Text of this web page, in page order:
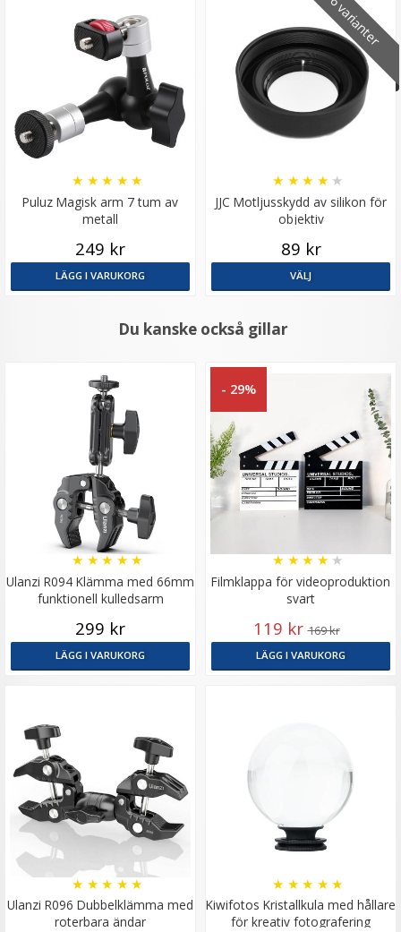
Puluz Magisk arm 7 tum av
metall
★ ★ ★ ★ ★
249 kr
LÄGG I VARUKORG
6 varianter
JJC Motljusskydd av silikon för
objektiv
★ ★ ★ ★ ★
89 kr
VÄLJ
Du kanske också gillar
Ulanzi R094 Klämma med 66mm
funktionell kulledsarm
★ ★ ★★★
299 kr
LÄGG I VARUKORG
- 29%
Filmklappa för videoproduktion
svart
★★★★★
119 kr 169 kr
LÄGG I VARUKORG
Ulanzi R096 Dubbelklämma med
roterbara ändar
★ ★ ★ ★★
Kiwifotos Kristallkula med hållare
för kreativ fotografering
★ ★ ★ ★ ★